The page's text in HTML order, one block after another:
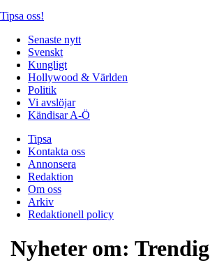
Tipsa oss!
Senaste nytt
Svenskt
Kungligt
Hollywood & Världen
Politik
Vi avslöjar
Kändisar A-Ö
Tipsa
Kontakta oss
Annonsera
Redaktion
Om oss
Arkiv
Redaktionell policy
Nyheter om: Trendig